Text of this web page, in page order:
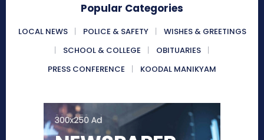
Popular Categories
LOCAL NEWS POLICE & SAFETY
WISHES & GREETINGS
SCHOOL & COLLEGE
OBITUARIES
PRESS CONFERENCE
KOODAL MANIKYAM